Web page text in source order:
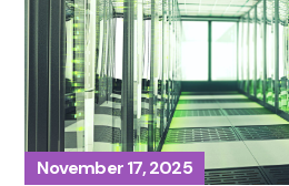
November 17, 2025